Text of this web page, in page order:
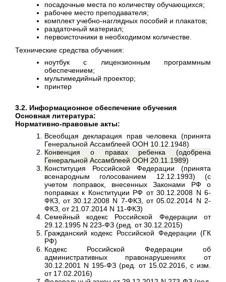
посадочные места по количеству обучающихся;
рабочее место преподавателя;
комплект учебно-наглядных пособий и плакатов;
раздаточный материал;
первоисточники в необходимом количестве.
Технические средства обучения:
ноутбук с лицензионным программным
обеспечением;
мультимедийный проектор;
принтер
3.2. Информационное обеспечение обучения
Основная литература:
Нормативно-правовые акты:
Всеобщая декларация прав человека (принята
Генеральной Ассамблеей ООН 10.12.1948)
Конвенция о правах ребенка (одобрена
Генеральной Ассамблеей ООН 20.11.1989)
Конституция Российской Федерации (принята
всенародным голосованием 12.12.1993) (с
учетом поправок, внесенных Законами РФ о
поправках к Конституции РФ от 30.12.2008 N 6-
ФКЗ, от 30.12.2008 N 7-ФКЗ, от 05.02.2014 N 2-
ФКЗ, от 21.07.2014 N 11-ФКЗ)
Семейный кодекс Российской Федерации от
29.12.1995 N 223-ФЗ (ред. от 30.12.2015)
Гражданский кодекс Российской Федерации (ГК
РФ)
Кодекс Российской Федерации об
административных правонарушениях от
30.12.2001 N 195-ФЗ (ред. от 15.02.2016, с изм.
от 17.02.2016)